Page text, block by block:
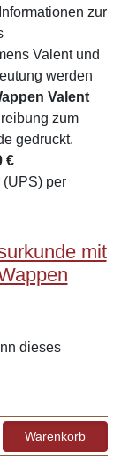
zur
Valent und
werden
Valent
zum
gedruckt.
€
(UPS) per
mit
dieses